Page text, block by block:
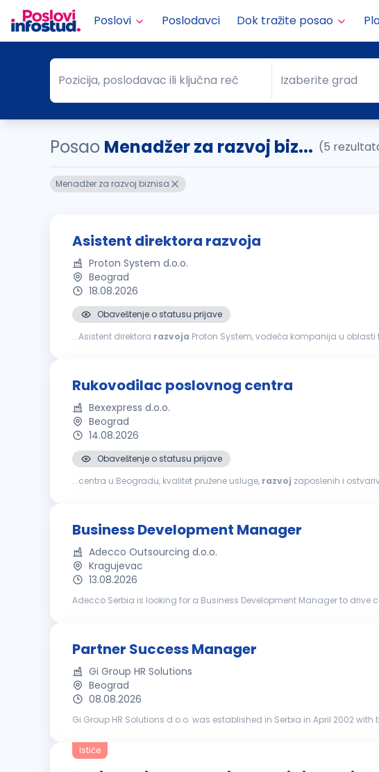
Poslovi Poslodavci Dok tražite posao
Pozicija, poslodavac ili ključna reč
Pozicija, poslodavac ili ključna reč Grad
Izaberite grad
Posao Menadžer za razvoj biz... (5
Menadžer za razvoj biznisa
Asistent direktora razvoja
Proton System d.o.o.
Beograd
18.08.2026
Obaveštenje o statusu prijave
...Asistent direktora razvoja Proton System, vodeća kompanija u
Rukovodilac poslovnog centra
Bexexpress d.o.o.
Beograd
14.08.2026
Obaveštenje o statusu prijave
...centra u Beogradu, kvalitet pružene usluge, razvoj zaposlenih i ostvarivanje
Business Development Manager
Adecco Outsourcing d.o.o.
Kragujevac
13.08.2026
Adecco Serbia is looking for a Business Development Manager to
Partner Success Manager
Gi Group HR Solutions
Beograd
08.08.2026
Gi Group HR Solutions d.o.o. was established in Serbia in April 2002
Ističe